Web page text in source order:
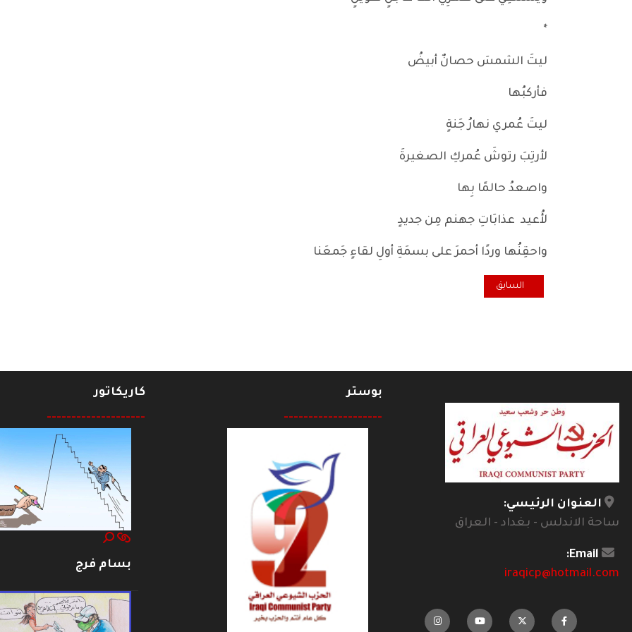
*
ليتَ الشمسَ حصانٌ أبيضُ
فأركبُها
ليتَ عُمري نهارُ جَنةٍ
لأرتِبَ رتوشَ عُمركِ الصغيرةَ
واصعدُ حالمًا بِها
لأُعيد عذابَاتِ جهنم مِن جديدٍ
واحقِنُها وردًا أحمرَ على بسمَةِ أولِ لقاءٍ جَمعَنا
المقال السابق: الأضْحِيَّةُ
السابق
العنوان الرئيسي:
ساحة الاندلس - بغداد - العراق
Email:
iraqicp@hotmail.com
بوستر
--------------------
كاريكاتور
--------------------
بسام فرج